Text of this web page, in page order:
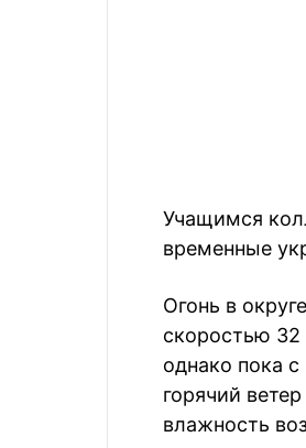
Учащимся
временные
Огонь в
скоростью 32
однако пока
горячий
влажность